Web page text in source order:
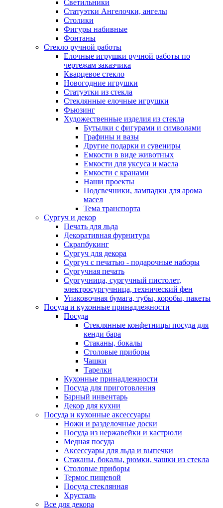
Светильники
Статуэтки Ангелочки, ангелы
Столики
Фигуры набивные
Фонтаны
Стекло ручной работы
Елочные игрушки ручной работы по
чертежам заказчика
Кварцевое стекло
Новогодние игрушки
Статуэтки из стекла
Стеклянные елочные игрушки
Фьюзинг
Художественные изделия из стекла
Бутылки с фигурами и символами
Графины и вазы
Другие подарки и сувениры
Емкости в виде животных
Емкости для уксуса и масла
Емкости с кранами
Наши проекты
Подсвечники, лампадки для арома
масел
Тема транспорта
Сургуч и декор
Печать для льда
Декоративная фурнитура
Скрапбукинг
Сургуч для декора
Сургуч с печатью - подарочные наборы
Сургучная печать
Сургучница, сургучный пистолет,
электросургучница, технический фен
Упаковочная бумага, тубы, коробы, пакеты
Посуда и кухонные принадлежности
Посуда
Стеклянные конфетницы посуда для
кенди бара
Стаканы, бокалы
Столовые приборы
Чашки
Тарелки
Кухонные принадлежности
Посуда для приготовления
Барный инвентарь
Декор для кухни
Посуда и кухонные аксессуары
Ножи и разделочные доски
Посуда из нержавейки и кастрюли
Медная посуда
Аксессуары для льда и выпечки
Стаканы, бокалы, рюмки, чашки из стекла
Столовые приборы
Термос пищевой
Посуда стеклянная
Хрусталь
Все для декора